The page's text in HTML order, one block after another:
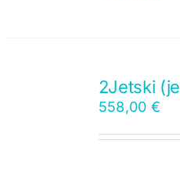
2Jetski
558,00 €